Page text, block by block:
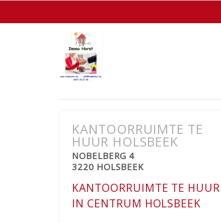
KANTOORRUIMTE TE
HUUR HOLSBEEK
NOBELBERG 4
3220 HOLSBEEK
KANTOORRUIMTE TE HUUR
IN CENTRUM HOLSBEEK